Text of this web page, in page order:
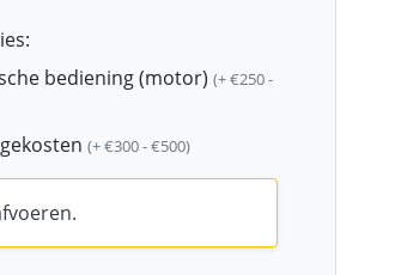
bediening (motor) (+ €250 -
(+ €300 - €500)